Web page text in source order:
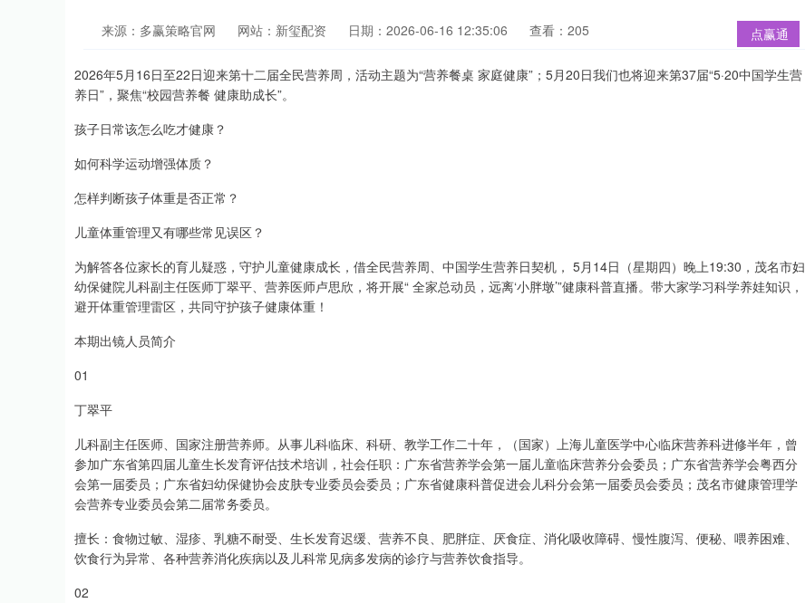
点赢通
来源：多赢策略官网 网站：新玺配资 日期：2026-06-16 12:35:06 查看：205
2026年5月16日至22日迎来第十二届全民营养周，活动主题为“营养餐桌 家庭健康”；5月20日我们也将迎来第37届“5·20中国学生营
养日”，聚焦“校园营养餐 健康助成长”。
孩子日常该怎么吃才健康？
如何科学运动增强体质？
怎样判断孩子体重是否正常？
儿童体重管理又有哪些常见误区？
为解答各位家长的育儿疑惑，守护儿童健康成长，借全民营养周、中国学生营养日契机， 5月14日（星期四）晚上19:30，茂名市妇
幼保健院儿科副主任医师丁翠平、营养医师卢思欣，将开展“ 全家总动员，远离‘小胖墩’”健康科普直播。带大家学习科学养娃知识，
避开体重管理雷区，共同守护孩子健康体重！
本期出镜人员简介
01
丁翠平
儿科副主任医师、国家注册营养师。从事儿科临床、科研、教学工作二十年，（国家）上海儿童医学中心临床营养科进修半年，曾
参加广东省第四届儿童生长发育评估技术培训，社会任职：广东省营养学会第一届儿童临床营养分会委员；广东省营养学会粤西分
会第一届委员；广东省妇幼保健协会皮肤专业委员会委员；广东省健康科普促进会儿科分会第一届委员会委员；茂名市健康管理学
会营养专业委员会第二届常务委员。
擅长：食物过敏、湿疹、乳糖不耐受、生长发育迟缓、营养不良、肥胖症、厌食症、消化吸收障碍、慢性腹泻、便秘、喂养困难、
饮食行为异常、各种营养消化疾病以及儿科常见病多发病的诊疗与营养饮食指导。
02